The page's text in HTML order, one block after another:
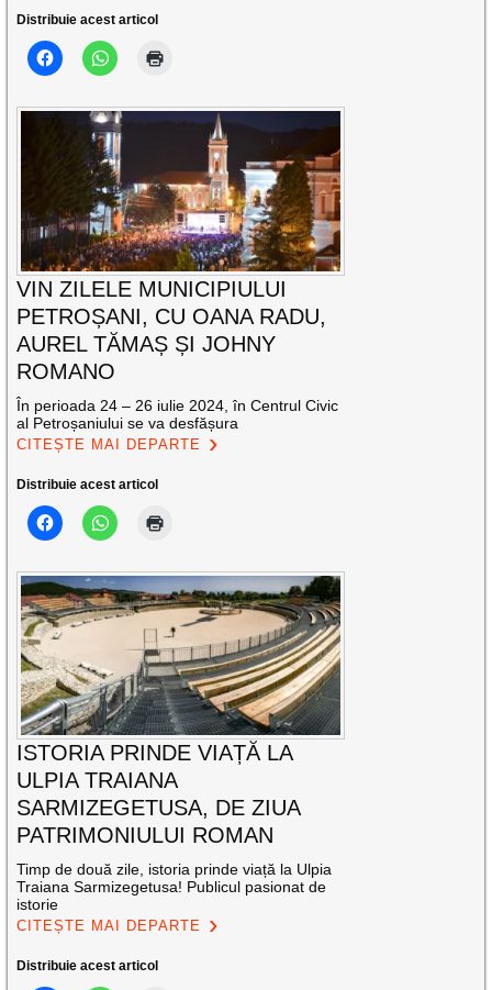
Distribuie acest articol
VIN ZILELE MUNICIPIULUI
PETROȘANI, CU OANA RADU,
AUREL TĂMAȘ ȘI JOHNY
ROMANO
În perioada 24 – 26 iulie 2024, în Centrul Civic
al Petroșaniului se va desfășura
CITEȘTE MAI DEPARTE
Distribuie acest articol
ISTORIA PRINDE VIAȚĂ LA
ULPIA TRAIANA
SARMIZEGETUSA, DE ZIUA
PATRIMONIULUI ROMAN
Timp de două zile, istoria prinde viață la Ulpia
Traiana Sarmizegetusa! Publicul pasionat de
istorie
CITEȘTE MAI DEPARTE
Distribuie acest articol